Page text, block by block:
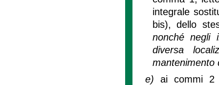
integrale
bis), dello
nonché negli
diversa
mantenimento
e) ai commi